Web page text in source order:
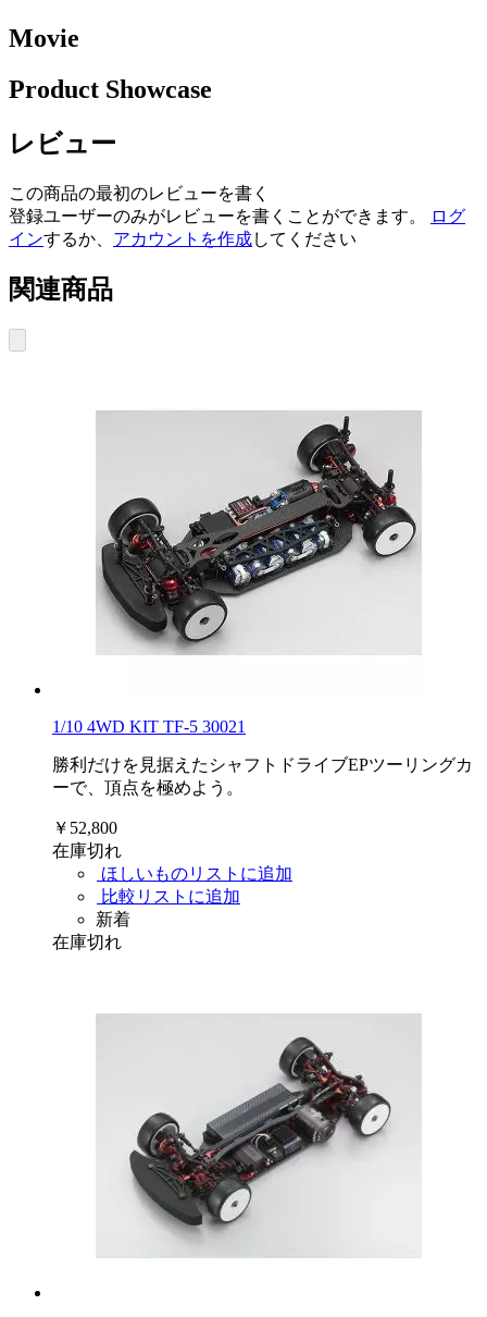
Movie
Product Showcase
レビュー
この商品の最初のレビューを書く
登録ユーザーのみがレビューを書くことができます。
ログ
インするか、 アカウントを作成してください
関連商品
1/10 4WD KIT TF-5 30021
勝利だけを見据えたシャフトドライブEPツーリングカ
ーで、頂点を極めよう。
￥52,800
在庫切れ
ほしいものリストに追加
比較リストに追加
新着
在庫切れ